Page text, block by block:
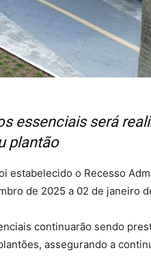
essenciais será
plantão
estabelecido o Recesso
de 2025 a 02 de janeiro
continuarão sendo
assegurando a